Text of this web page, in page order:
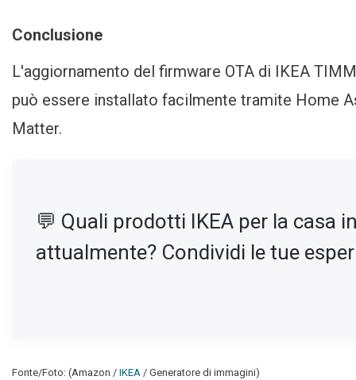
Conclusione
L'aggiornamento del firmware OTA di IKEA
può essere installato facilmente tramite Home
Matter.
💬 Quali prodotti IKEA per la casa
attualmente? Condividi le tue
Fonte/Foto: (Amazon / IKEA / Generatore di immagini)